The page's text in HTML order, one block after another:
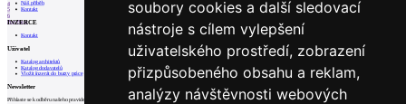
soubory cookies a další sledovací
nástroje s cílem vylepšení
uživatelského prostředí, zobrazení
přizpůsobeného obsahu a reklam,
analýzy návštěvnosti webových
4
5
6
PrevNext
Náš příběh
Kontakt
INZERCE
Kontakt
Uživatel
Katalog architektů
Katalog dodavatelů
Vložit inzerát do burzy práce
Newsletter
Přihlaste se k odběru našeho pravidelného týdenního newsletteru: